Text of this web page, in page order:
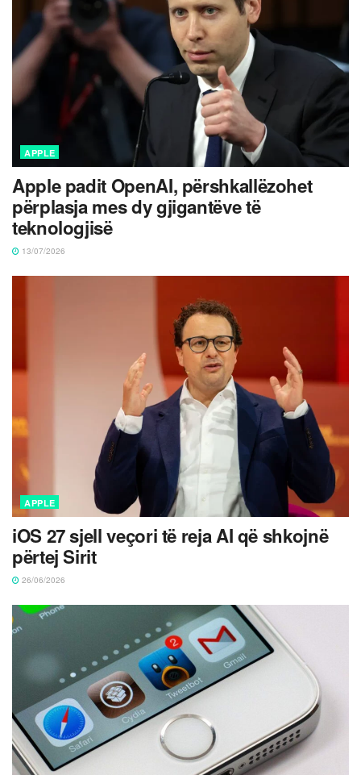
APPLE
Apple padit OpenAI, përshkallëzohet
përplasja mes dy gjigantëve të
teknologjisë
13/07/2026
APPLE
iOS 27 sjell veçori të reja AI që shkojnë
përtej Sirit
26/06/2026